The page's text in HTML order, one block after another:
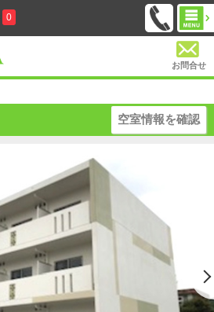
0
お問合せ
空室情報を確認